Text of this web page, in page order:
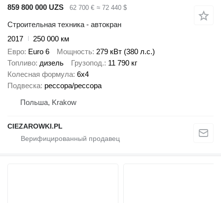
859 800 000 UZS 62 700 € ≈ 72 440 $
Строительная техника - автокран
2017
250 000 км
Евро Euro 6 Мощность 279 кВт (380 л.с.)
Топливо дизель Грузопод. 11 790 кг
Колесная формула 6x4
Подвеска рессора/рессора
Польша, Krakow
CIEZAROWKI.PL